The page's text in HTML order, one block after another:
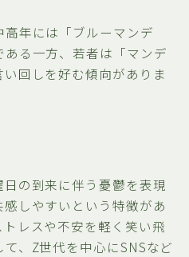
年には「ブルーマンデ
る一方、若者は「マンデ
回しを好む傾向がありま
日の到来に伴う憂鬱を表現
しやすいという特徴があ
レスや不安を軽く笑い飛
、Z世代を中心にSNSなど